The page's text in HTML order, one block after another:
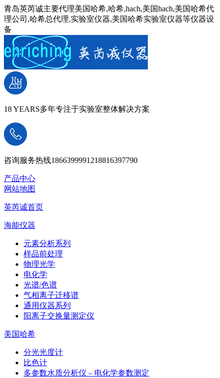
青岛英芮诚主要代理美国哈希,哈希,hach,美国hach,美国哈希代
理公司,哈希总代理,实验室仪器,美国哈希实验室仪器等仪器设
备
18 YEARS多年专注于实验室整体解决方案
咨询服务热线1866399991218816397790
产品中心
网站地图
英芮诚首页
海能仪器
元素分析系列
样品前处理
物理光学
电化学
光谱/色谱
气相离子迁移谱
通用仪器系列
阳离子交换量测定仪
美国哈希
分光光度计
比色计
多参数水质分析仪 – 电化学参数测定